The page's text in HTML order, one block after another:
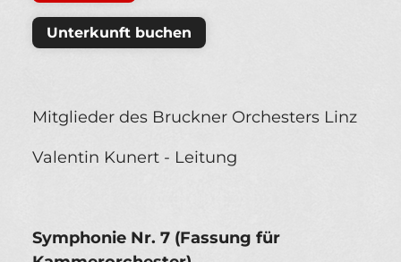
Unterkunft buchen
Mitglieder des Bruckner Orchesters Linz
Valentin Kunert - Leitung
Symphonie Nr. 7 (Fassung für